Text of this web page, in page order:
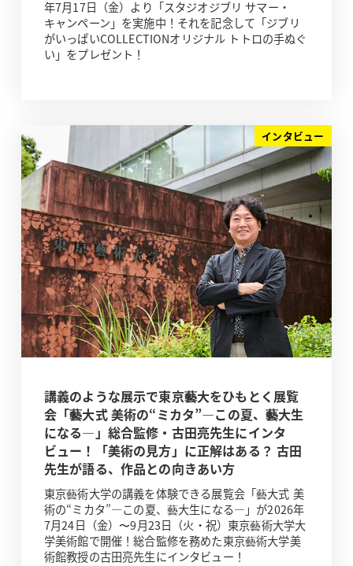
年7月17日（金）より「スタジオジブリ サマー・
キャンペーン」を実施中！それを記念して「ジブリ
がいっぱいCOLLECTIONオリジナル トトロの手ぬぐ
い」をプレゼント！
インタビュー
講義のような展示で東京藝大をひもとく展覧
会「藝大式 美術の“ミカタ”―この夏、藝大生
になる―」総合監修・古田亮先生にインタ
ビュー！「美術の見方」に正解はある？ 古田
先生が語る、作品との向きあい方
東京藝術大学の講義を体験できる展覧会「藝大式 美
術の“ミカタ”―この夏、藝大生になる―」が2026年
7月24日（金）〜9月23日（火・祝）東京藝術大学大
学美術館で開催！総合監修を務めた東京藝術大学美
術館教授の古田亮先生にインタビュー！